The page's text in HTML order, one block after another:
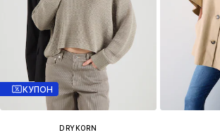
КУПОН
DRYKORN